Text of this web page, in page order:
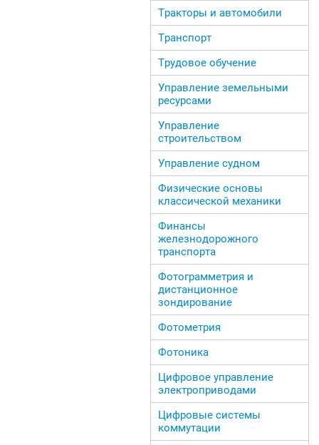
Тракторы и автомобили
Транспорт
Трудовое обучение
Управление земельными
ресурсами
Управление
строительством
Управление судном
Физические основы
классической механики
Финансы
железнодорожного
транспорта
Фотограмметрия и
дистанционное
зондирование
Фотометрия
Фотоника
Цифровое управление
электроприводами
Цифровые системы
коммутации